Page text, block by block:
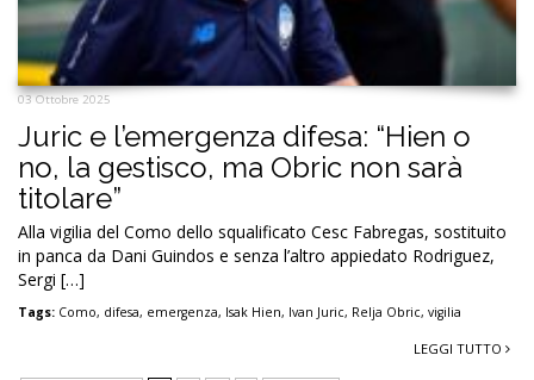
03 Ottobre 2025
Juric e l’emergenza difesa: “Hien o
no, la gestisco, ma Obric non sarà
titolare”
Alla vigilia del Como dello squalificato Cesc Fabregas, sostituito
in panca da Dani Guindos e senza l’altro appiedato Rodriguez,
Sergi […]
Tags: Como, difesa, emergenza, Isak Hien, Ivan Juric, Relja Obric, vigilia
LEGGI TUTTO